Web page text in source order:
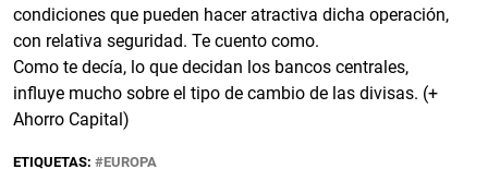
condiciones que pueden hacer atractiva dicha operación,
con relativa seguridad. Te cuento como.
Como te decía, lo que decidan los bancos centrales,
influye mucho sobre el tipo de cambio de las divisas. (+
Ahorro Capital)
ETIQUETAS: EUROPA